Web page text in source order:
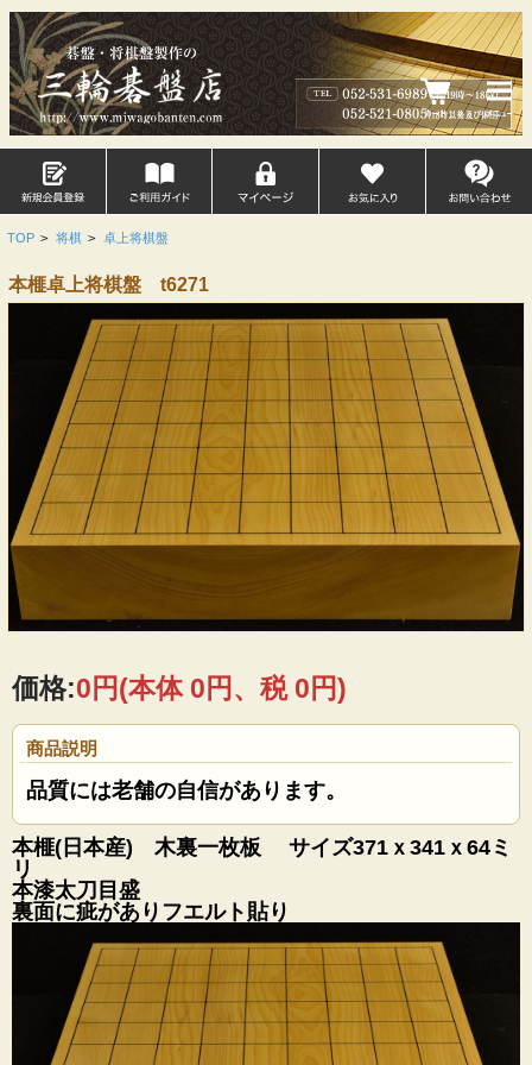
TOP > 将棋 > 卓上将棋盤
本榧卓上将棋盤 t6271
価格:0円(本体 0円、税 0円)
商品説明
品質には老舗の自信があります。
本榧(日本産) 木裏一枚板 サイズ371ｘ341ｘ64ミ
リ
本漆太刀目盛
裏面に疵がありフエルト貼り